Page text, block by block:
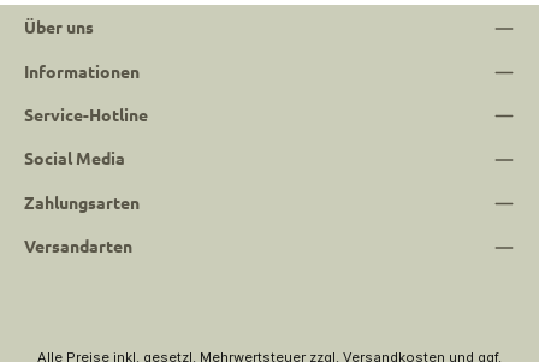
Über uns
Informationen
Service-Hotline
Social Media
Zahlungsarten
Versandarten
Alle Preise inkl. gesetzl. Mehrwertsteuer zzgl. Versandkosten und ggf.